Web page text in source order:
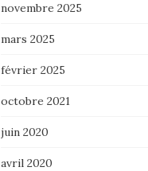
novembre 2025
mars 2025
février 2025
octobre 2021
juin 2020
avril 2020